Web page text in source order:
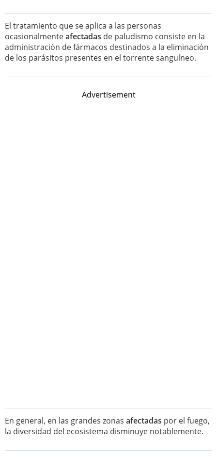
El tratamiento que se aplica a las personas
ocasionalmenteafectadas de paludismo consiste en la
administración de fármacos destinados a la eliminación
de los parásitos presentes en el torrente sanguíneo.
Advertisement
En general, en las grandes zonas afectadas por el fuego,
la diversidad del ecosistema disminuye notablemente.